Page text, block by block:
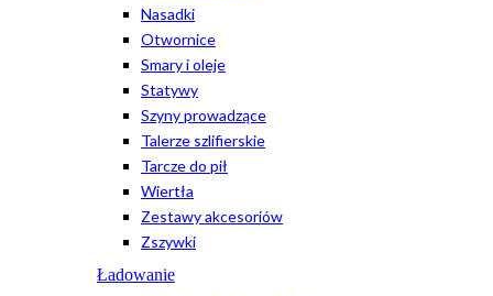
Nasadki
Otwornice
Smary i oleje
Statywy
Szyny prowadzące
Talerze szlifierskie
Tarcze do pił
Wiertła
Zestawy akcesoriów
Zszywki
Ładowanie